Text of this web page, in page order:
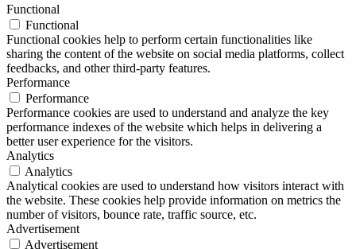
Functional
Functional
Functional cookies help to perform certain functionalities like
sharing the content of the website on social media platforms, collect
feedbacks, and other third-party features.
Performance
Performance
Performance cookies are used to understand and analyze the key
performance indexes of the website which helps in delivering a
better user experience for the visitors.
Analytics
Analytics
Analytical cookies are used to understand how visitors interact with
the website. These cookies help provide information on metrics the
number of visitors, bounce rate, traffic source, etc.
Advertisement
Advertisement